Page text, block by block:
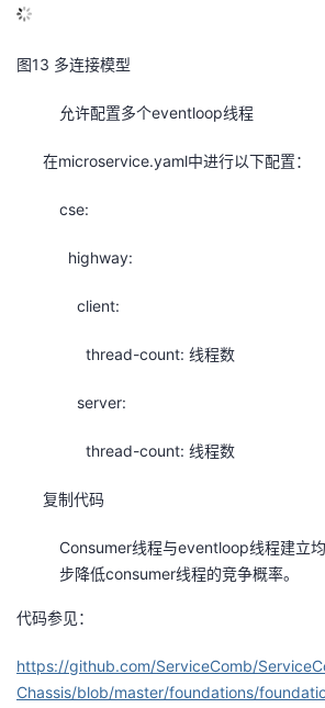
图13 多连接模型
允许配置多个eventloop线程
在microservice.yaml中进行以下配置：
cse:
highway:
client:
thread-count: 线程数
server:
thread-count: 线程数
复制代码
Consumer线程与eventloop线程建立
步降低consumer线程的竞争概率。
代码参见：
https://github.com/ServiceComb/
Chassis/blob/master/foundations/